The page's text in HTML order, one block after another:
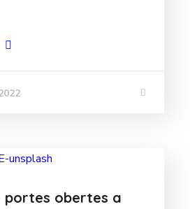
portes obertes a